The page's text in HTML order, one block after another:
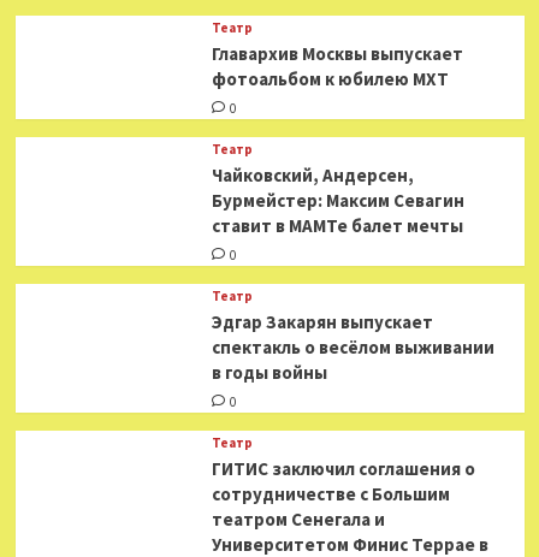
Театр
​​Главархив Москвы выпускает
фотоальбом к юбилею МХТ
0
Театр
​​Чайковский, Андерсен,
Бурмейстер: Максим Севагин
ставит в МАМТе балет мечты
0
Театр
Эдгар Закарян выпускает
спектакль о весёлом выживании
в годы войны
0
Театр
ГИТИС заключил соглашения о
сотрудничестве с Большим
театром Сенегала и
Университетом Финис Террае в